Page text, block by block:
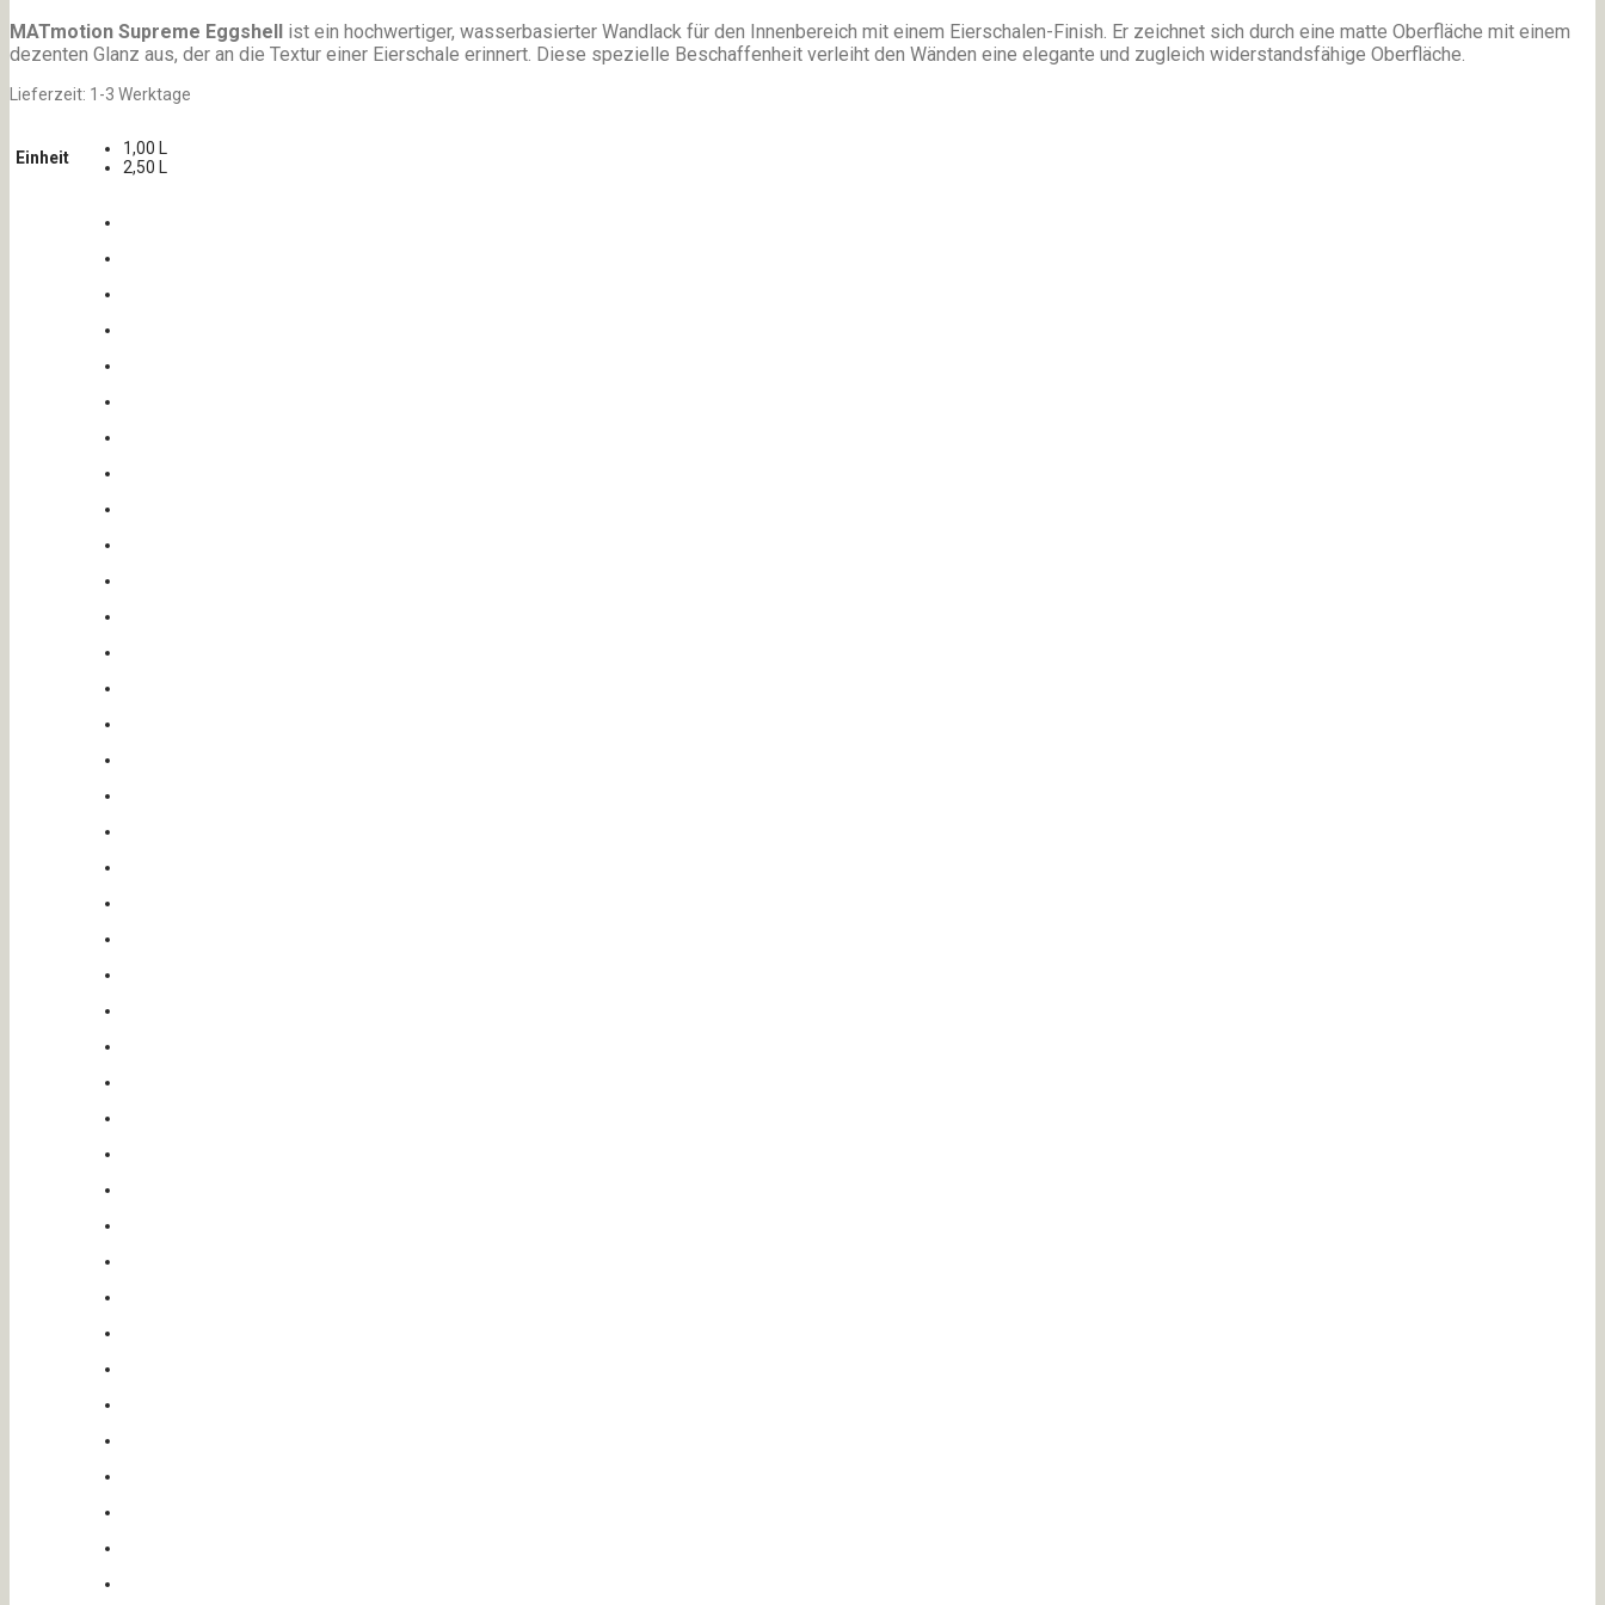
MATmotion Supreme Eggshell ist ein hochwertiger, wasserbasierter Wandlack für den Innenbereich mit einem Eierschalen-Finish. Er zeichnet sich durch eine matte Oberfläche mit einem
dezenten Glanz aus, der an die Textur einer Eierschale erinnert. Diese spezielle Beschaffenheit verleiht den Wänden eine elegante und zugleich widerstandsfähige Oberfläche.
Lieferzeit: 1-3 Werktage
Einheit
1,00 L
2,50 L